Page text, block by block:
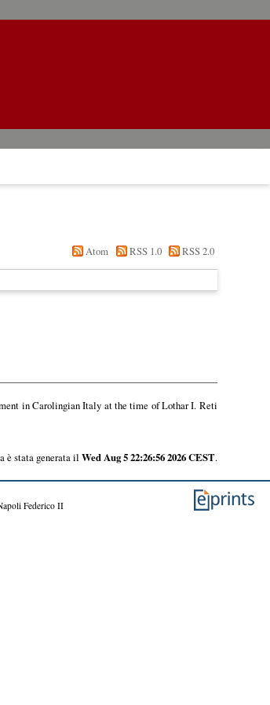
Atom RSS 1.0 RSS 2.0
in Carolingian Italy at the time of Lothar I. Reti
è stata generata il Wed Aug 5 22:26:56 2026 CEST.
Federico II